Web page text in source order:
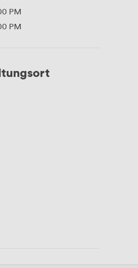
PM
PM